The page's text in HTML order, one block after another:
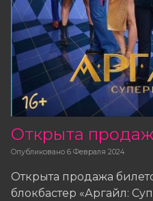
Опубликовано 6 Февраля 2024
Открыта продажа
блокбастер «Аргайл: